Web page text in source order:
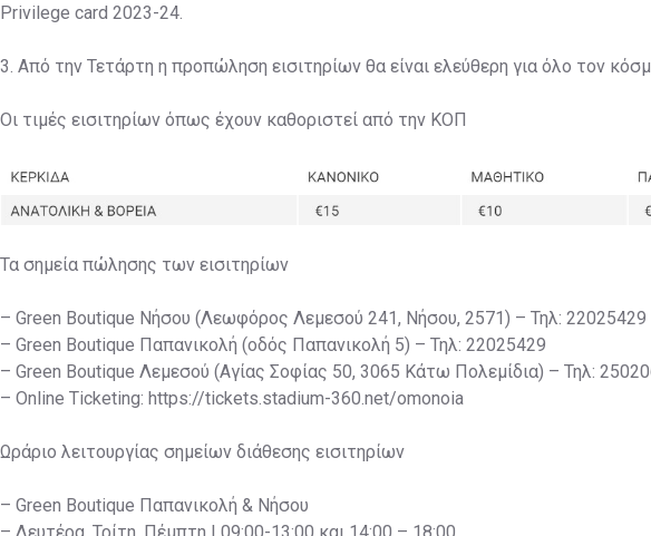
Privilege card 2023-24.
3. Από την Τετάρτη η προπώληση εισιτηρίων θα είναι ελεύθερη για όλο τον
Οι τιμές εισιτηρίων όπως έχουν καθοριστεί από την ΚΟΠ
Τα σημεία πώλησης των εισιτηρίων
– Green Boutique Νήσου (Λεωφόρος Λεμεσού 241, Νήσου, 2571) – Τηλ: 22025429
– Green Boutique Παπανικολή (οδός Παπανικολή 5) – Τηλ: 22025429
– Green Boutique Λεμεσού (Αγίας Σοφίας 50, 3065 Κάτω Πολεμίδια) – Τηλ:
– Online Ticketing: https://tickets.stadium-360.net/omonoia
Ωράριο λειτουργίας σημείων διάθεσης εισιτηρίων
– Green Boutique Παπανικολή & Νήσου